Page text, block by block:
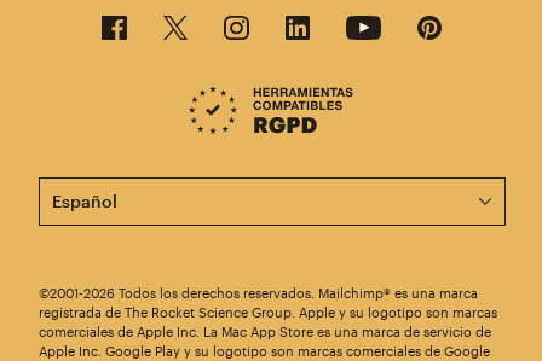
Esta página está disponible en otros idiomas. ¡Elige
©2001-2026 Todos los derechos reservados. Mailchimp® es una marca
registrada de The Rocket Science Group. Apple y su logotipo son marcas
comerciales de Apple Inc. La Mac App Store es una marca de servicio de
Apple Inc. Google Play y su logotipo son marcas comerciales de Google